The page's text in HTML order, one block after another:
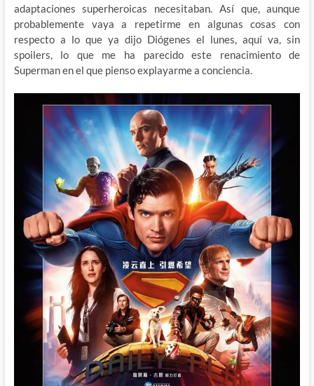
adaptaciones superheroicas necesitaban. Así que, aunque
probablemente vaya a repetirme en algunas cosas con
respecto a lo que ya dijo Diógenes el lunes, aquí va, sin
spoilers, lo que me ha parecido este renacimiento de
Superman en el que pienso explayarme a conciencia.